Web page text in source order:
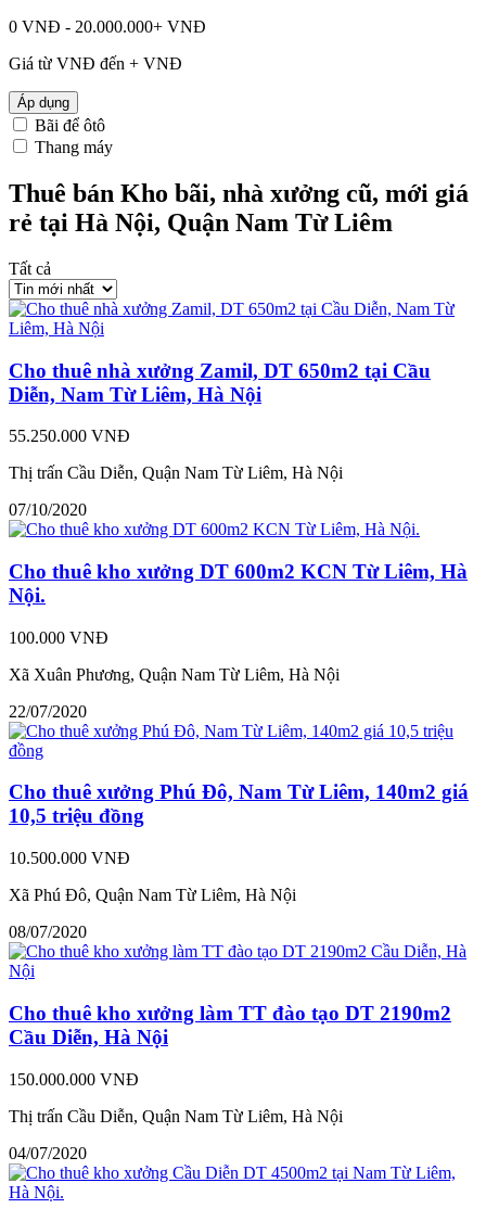
0 VNĐ - 20.000.000+ VNĐ
Giá từ VNĐ đến + VNĐ
Áp dụng
Bãi để ôtô
Thang máy
Thuê bán Kho bãi, nhà xưởng cũ, mới giá
rẻ tại Hà Nội, Quận Nam Từ Liêm
Tất cả
Cho thuê nhà xưởng Zamil, DT 650m2 tại Cầu
Diễn, Nam Từ Liêm, Hà Nội
55.250.000 VNĐ
Thị trấn Cầu Diễn, Quận Nam Từ Liêm, Hà Nội
07/10/2020
Cho thuê kho xưởng DT 600m2 KCN Từ Liêm, Hà
Nội.
100.000 VNĐ
Xã Xuân Phương, Quận Nam Từ Liêm, Hà Nội
22/07/2020
Cho thuê xưởng Phú Đô, Nam Từ Liêm, 140m2 giá
10,5 triệu đồng
10.500.000 VNĐ
Xã Phú Đô, Quận Nam Từ Liêm, Hà Nội
08/07/2020
Cho thuê kho xưởng làm TT đào tạo DT 2190m2
Cầu Diễn, Hà Nội
150.000.000 VNĐ
Thị trấn Cầu Diễn, Quận Nam Từ Liêm, Hà Nội
04/07/2020